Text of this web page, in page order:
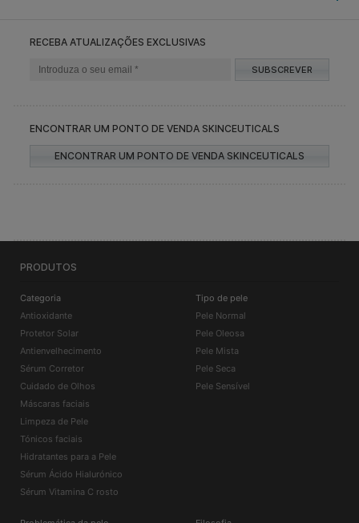
RECEBA ATUALIZAÇÕES EXCLUSIVAS
SUBSCREVER
ENCONTRAR UM PONTO DE VENDA SKINCEUTICALS
ENCONTRAR UM PONTO DE VENDA SKINCEUTICALS
PRODUTOS
Categoria
Antioxidante
Protetor Solar
Antienvelhecimento
Sérum Corretor
Cuidado de Olhos
Máscaras faciais
Limpeza de Pele
Tónicos faciais
Hidratantes para a Pele
Sérum Ácido Hialurónico
Sérum Vitamina C rosto
Tipo de pele
Pele Normal
Pele Oleosa
Pele Mista
Pele Seca
Pele Sensível